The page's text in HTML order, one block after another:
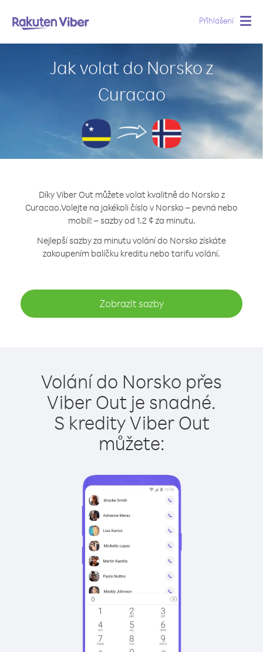
Přihlášení
Jak volat do Norsko z
Curacao
Díky Viber Out můžete volat kvalitně do Norsko z
Curacao.Volejte na jakékoli číslo v Norsko – pevná nebo
mobil! – sazby od 1.2 ¢ za minutu.
Nejlepší sazby za minutu volání do Norsko získáte
zakoupením balíčku kreditu nebo tarifu volání.
Zobrazit sazby
Volání do Norsko přes
Viber Out je snadné.
S kredity Viber Out
můžete: